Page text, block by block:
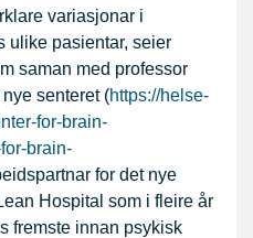
variasjonar i
ulike pasientar, seier
saman med professor
senteret (https://helse-
for-brain-
brain-
for det nye
Hospital som i fleire år
fremste innan psykisk